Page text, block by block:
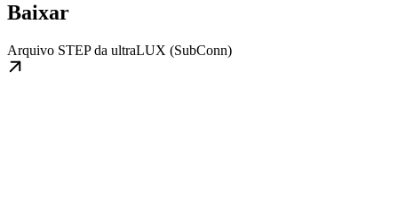
Baixar
Arquivo STEP da ultraLUX (SubConn)